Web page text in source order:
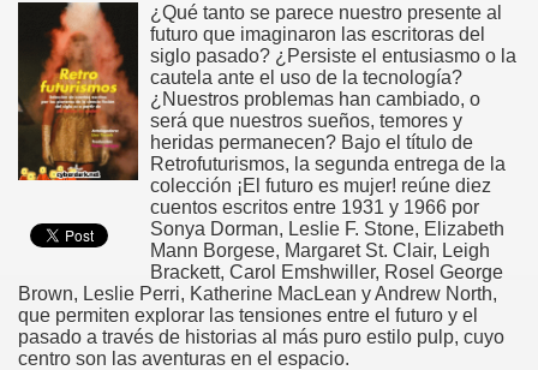
¿Qué tanto se parece nuestro presente al
futuro que imaginaron las escritoras del
siglo pasado? ¿Persiste el entusiasmo o la
cautela ante el uso de la tecnología?
¿Nuestros problemas han cambiado, o
será que nuestros sueños, temores y
heridas permanecen? Bajo el título de
Retrofuturismos, la segunda entrega de la
colección ¡El futuro es mujer! reúne diez
cuentos escritos entre 1931 y 1966 por
Sonya Dorman, Leslie F. Stone, Elizabeth
Mann Borgese, Margaret St. Clair, Leigh
Brackett, Carol Emshwiller, Rosel George
Brown, Leslie Perri, Katherine MacLean y Andrew North,
que permiten explorar las tensiones entre el futuro y el
pasado a través de historias al más puro estilo pulp, cuyo
centro son las aventuras en el espacio.